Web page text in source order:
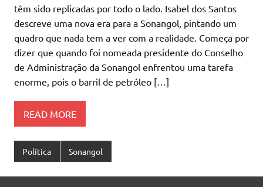
têm sido replicadas por todo o lado. Isabel dos Santos
descreve uma nova era para a Sonangol, pintando um
quadro que nada tem a ver com a realidade. Começa por
dizer que quando foi nomeada presidente do Conselho
de Administração da Sonangol enfrentou uma tarefa
enorme, pois o barril de petróleo […]
READ MORE
Política Sonangol